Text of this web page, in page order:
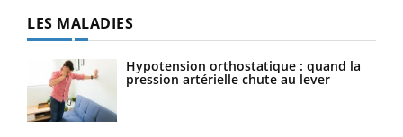
LES MALADIES
Hypotension orthostatique : quand la
pression artérielle chute au lever